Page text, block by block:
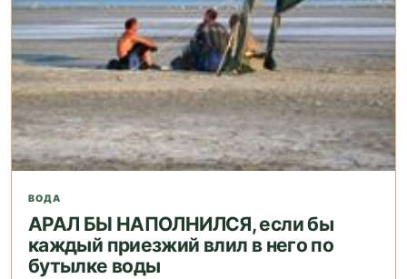
ВОДА
АРАЛ БЫ НАПОЛНИЛСЯ, если бы
каждый приезжий влил в него по
бутылке воды